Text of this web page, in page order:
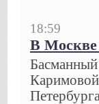
18:59
В Москве
Каримовой